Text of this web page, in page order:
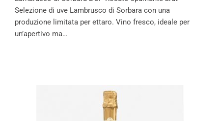
Selezione di uve Lambrusco di Sorbara con una
produzione limitata per ettaro. Vino fresco, ideale per
un’apertivo ma…